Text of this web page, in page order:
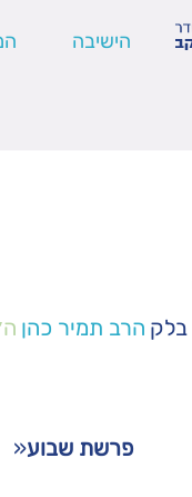
הישיבה
בלק הרב תמיר כהן
פרשת שבוע«